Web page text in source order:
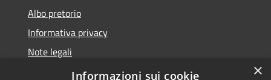
Albo pretorio
Informativa privacy
Note legali
Dichiarazione di accessibilità
×
Informazioni sui cookie